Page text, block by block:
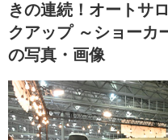
カーオーディオニュース
その他
カスタマイズニュース
カーグッズ特集記事
カーグッズニュース
自動車
ニュース
スクープ
アクセスランキング
きの連続！オートサ
クアップ ～ショーカ
の写真・画像